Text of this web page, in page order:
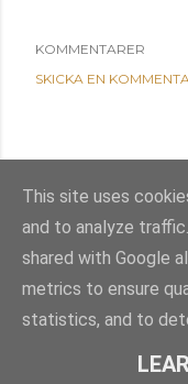
KOMMENTARER
SKICKA EN
This site uses
and to analyze
shared with Google
metrics to ensure
statistics, and to